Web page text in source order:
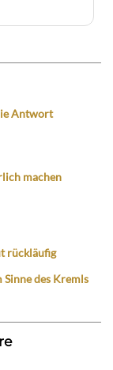
Antwort
machen
rückläufig
des Kremls